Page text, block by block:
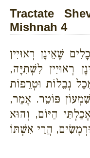
Tractate
Mishnah 4
שֶׁאֵינָן רְאוּיִין
רְאוּיִין לִשְׁתִיָּה,
נְבֵלוֹת וּטְרֵפוֹת
פּוֹטֵר. אָמַר,
הַיּוֹם, וְהוּא
הֲרֵי אִשְׁתּוֹ